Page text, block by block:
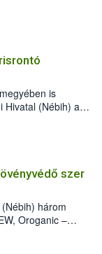
is
Hivatal (Nébih) a
jelenlétét. A
de már fertőzött
a szlovák
érdekében.
szer
három
Oroganic –
követően,